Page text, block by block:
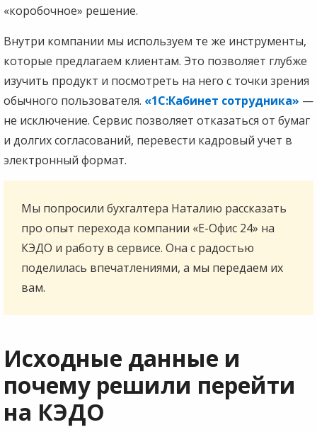
«коробочное» решение.
Внутри компании мы используем те же инструменты,
которые предлагаем клиентам. Это позволяет глубже
изучить продукт и посмотреть на него с точки зрения
обычного пользователя. «1С:Кабинет сотрудника» —
не исключение. Сервис позволяет отказаться от бумаг
и долгих согласований, перевести кадровый учет в
электронный формат.
Мы попросили бухгалтера Наталию рассказать
про опыт перехода компании «Е-Офис 24» на
КЭДО и работу в сервисе. Она с радостью
поделилась впечатлениями, а мы передаем их
вам.
Исходные данные и
почему решили перейти
на КЭДО